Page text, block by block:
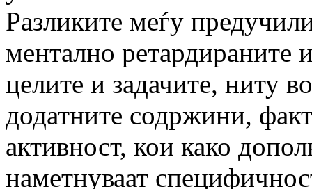
Разликите меѓу
ментално ретардираните
целите и задачите, ниту
додатните содржини,
активност, кои како
наметнуваат